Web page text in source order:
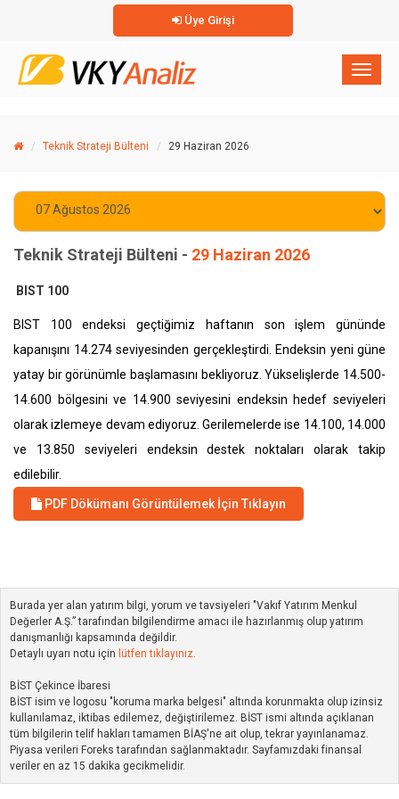
Üye Girişi
×
Teknik Strateji Bülteni 29 Haziran 2026
Teknik Strateji Bülteni - 29 Haziran 2026
BIST 100
BIST 100 endeksi geçtiğimiz haftanın son işlem gününde
kapanışını 14.274 seviyesinden gerçekleştirdi. Endeksin yeni güne
yatay bir görünümle başlamasını bekliyoruz. Yükselişlerde 14.500-
14.600 bölgesini ve 14.900 seviyesini endeksin hedef seviyeleri
olarak izlemeye devam ediyoruz. Gerilemelerde ise 14.100, 14.000
ve 13.850 seviyeleri endeksin destek noktaları olarak takip
edilebilir.
PDF Dökümanı Görüntülemek İçin Tıklayın
Burada yer alan yatırım bilgi, yorum ve tavsiyeleri "Vakıf Yatırım Menkul
Değerler A.Ş.” tarafından bilgilendirme amacı ile hazırlanmış olup yatırım
danışmanlığı kapsamında değildir.
Detaylı uyarı notu için lütfen tıklayınız.
BİST Çekince İbaresi
BİST isim ve logosu "koruma marka belgesi" altında korunmakta olup izinsiz
kullanılamaz, iktibas edilemez, değiştirilemez. BİST ismi altında açıklanan
tüm bilgilerin telif hakları tamamen BİAŞ'ne ait olup, tekrar yayınlanamaz.
Piyasa verileri Foreks tarafından sağlanmaktadır. Sayfamızdaki finansal
veriler en az 15 dakika gecikmelidir.